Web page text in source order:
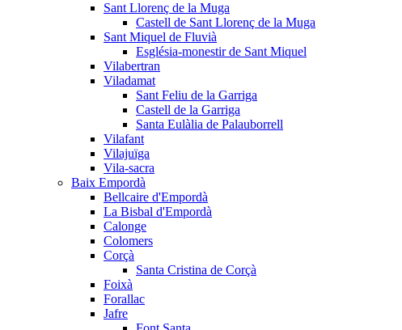
Sant Llorenç de la Muga
Castell de Sant Llorenç de la Muga
Sant Miquel de Fluvià
Església-monestir de Sant Miquel
Vilabertran
Viladamat
Sant Feliu de la Garriga
Castell de la Garriga
Santa Eulàlia de Palauborrell
Vilafant
Vilajuïga
Vila-sacra
Baix Empordà
Bellcaire d'Empordà
La Bisbal d'Empordà
Calonge
Colomers
Corçà
Santa Cristina de Corçà
Foixà
Forallac
Jafre